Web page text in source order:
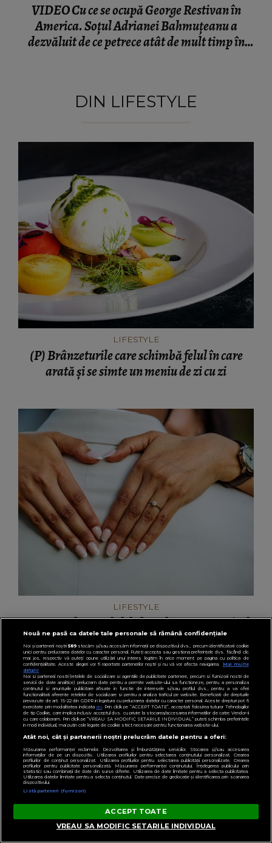
VIDEO Cu ce se ocupă George Restivan în
America. Soțul Adrianei Bahmuțeanu a
dezvăluit de ce petrece atât de mult timp în
DIN LIFESTYLE
LIFESTYLE
(P) Brânzeturile care schimbă felul în care
arată și se simte un meniu de zi cu zi
LIFESTYLE
(P) Cum alegi inelul de logodnă potrivit când
vrei eleganță fără efort
Nouă ne pasă ca datele tale personale să rămână confidențiale
Noi și partenerii noștri589stocăm și/sau accesăm informații pe dispozitivul dvs., precum identificatorii cookie
unici pentru prelucrarea datelor cu caracter personal. Puteți accepta sau gestiona preferințele dvs. făcând clic
mai jos, respectiv vă puteți opune utilizării unui interes legitim în orice moment pe pagina cu politica de
confidențialitate. Aceste alegeri vor fi raportate partenerilor noștri și nu vă vor afecta navigarea.
Mai multe
detalii
Noi si partenerii nostri (retelele de socializare si agentiile de publicitate partenere, precum si furnizorii nostri de
servicii de date analitice) prelucram date pentru a permite website-ului sa functioneze, pentru a personaliza
continutul si anunturile publicitare afisate in functie de interesele si/sau profilul dvs., pentru a va oferi
functionalitati aferente retelelor de socializare si pentru a analiza traficul pe website. Beneficiati de drepturile
prevazute de art. 15-22 din GDPR in legatura cu prelucrarea datelor cu caracter personal. Aceste drepturi pot fi
exercitate prin modalitatea indicataaici. Prin click pe “ACCEPT TOATE”, acceptati folosirea tuturor Tehnologiilor
de tip Cookie, care implica inclusiv acceptul dvs. cu privire la stocarea/accesarea informatiilor de catre Vendor-ii
cu care colaboram. Prin click pe “VREAU SA MODIFIC SETARILE INDIVIDUAL” puteti schimba preferintele
in mod individual, mai putin cele legate de cookie strict necesare pentru functionarea website-ului.
Atât noi, cât și partenerii noștri prelucrăm datele pentru a oferi:
Măsurarea performanței reclamelor. Dezvoltarea și îmbunătățirea serviciilor. Stocarea și/sau accesarea
informațiilor de pe un dispozitiv. Utilizarea profilurilor pentru selectarea conținutului personalizat. Crearea
profilurilor de conținut personalizat. Utilizarea profilurilor pentru selectarea publicității personalizate. Crearea
profilurilor pentru publicitate personalizată. Măsurarea performanței conținutului. Înțelegerea publicului prin
statistici sau combinații de date din surse diferite. Utilizarea de date limitate pentru a selecta publicitatea.
Utilizarea datelor limitate pentru a selecta conținutul. Date precise de geolocație și identificarea prin scanarea
dispozitivului.
Listă parteneri (furnizori)
ACCEPT TOATE
VREAU SA MODIFIC SETARILE INDIVIDUAL